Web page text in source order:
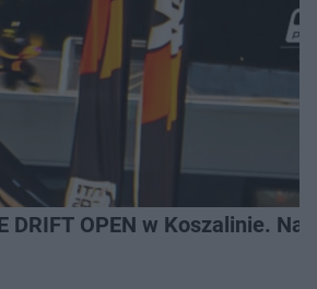
DRIFT OPEN w Koszalinie.